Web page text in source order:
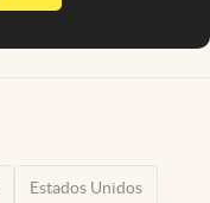
Estados Unidos